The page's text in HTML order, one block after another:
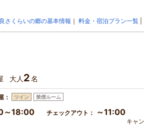
さくらいの郷の基本情報 ｜ 料金・宿泊プラン一覧
大人 2名
： ツイン 禁煙ルーム
～18:00 チェックアウト： ～11:00
キャ